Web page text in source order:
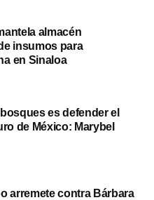
almacén
insumos para
en Sinaloa
es defender el
de México: Marybel
arremete contra Bárbara